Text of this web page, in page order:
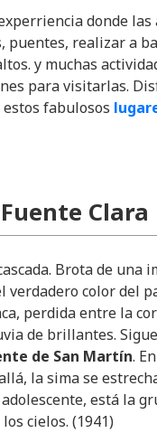
donde
puentes, realizar a
y muchas
para visitarlas.
fabulosos
Clara
Brota de una
verdadero color del
perdida entre la
de brillantes.
de San Martín.
la sima se
está la
cielos. (1941)